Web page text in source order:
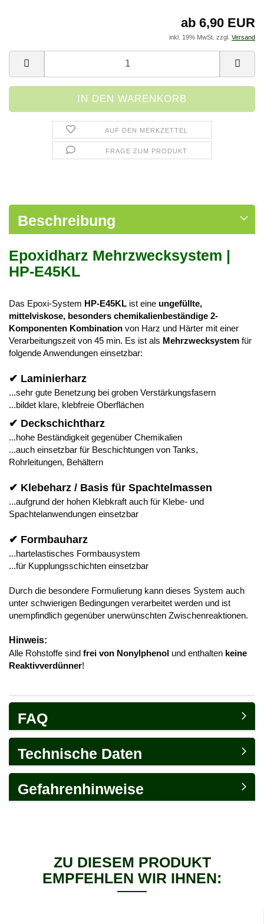
ab 6,90 EUR
inkl. 19% MwSt. zzgl. Versand
AUF DEN MERKZETTEL
FRAGE ZUM PRODUKT
Beschreibung
Epoxidharz Mehrzwecksystem |
HP-E45KL
Das Epoxi-System HP-E45KL ist eine ungefüllte,
mittelviskose, besonders chemikalienbeständige 2-
Komponenten Kombination von Harz und Härter mit einer
Verarbeitungszeit von 45 min. Es ist als Mehrzwecksystem für
folgende Anwendungen einsetzbar:
✔ Laminierharz
...sehr gute Benetzung bei groben Verstärkungsfasern
...bildet klare, klebfreie Oberflächen
✔ Deckschichtharz
...hohe Beständigkeit gegenüber Chemikalien
...auch einsetzbar für Beschichtungen von Tanks,
Rohrleitungen, Behältern
✔ Klebeharz / Basis für Spachtelmassen
...aufgrund der hohen Klebkraft auch für Klebe- und
Spachtelanwendungen einsetzbar
✔ Formbauharz
...hartelastisches Formbausystem
...für Kupplungsschichten einsetzbar
Durch die besondere Formulierung kann dieses System auch
unter schwierigen Bedingungen verarbeitet werden und ist
unempfindlich gegenüber unerwünschten Zwischenreaktionen.
Hinweis:
Alle Rohstoffe sind frei von Nonylphenol und enthalten keine
Reaktivverdünner!
FAQ
Technische Daten
Gefahrenhinweise
ZU DIESEM PRODUKT
EMPFEHLEN WIR IHNEN: